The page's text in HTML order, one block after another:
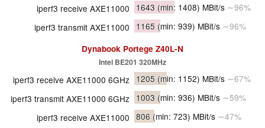
iperf3 receive AXE11000
1643 (min: 1408) MBit/s ∼96%
iperf3 transmit AXE11000
1165 (min: 939) MBit/s ∼96%
Dynabook Portege Z40L-N
Intel BE201 320MHz
iperf3 receive AXE11000 6GHz 1205 (min: 1152) MBit/s ∼67%
iperf3 transmit AXE11000 6GHz
1003 (min: 936) MBit/s ∼59%
iperf3 receive AXE11000 806 (min: 723) MBit/s ∼47%